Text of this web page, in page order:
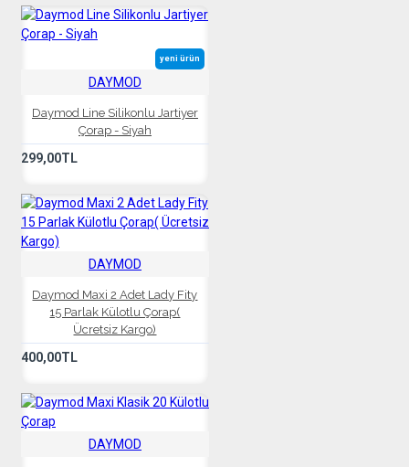
yeni ürün
DAYMOD
Daymod Line Silikonlu Jartiyer
Çorap - Siyah
299,00TL
DAYMOD
Daymod Maxi 2 Adet Lady Fity
15 Parlak Külotlu Çorap(
Ücretsiz Kargo)
400,00TL
DAYMOD